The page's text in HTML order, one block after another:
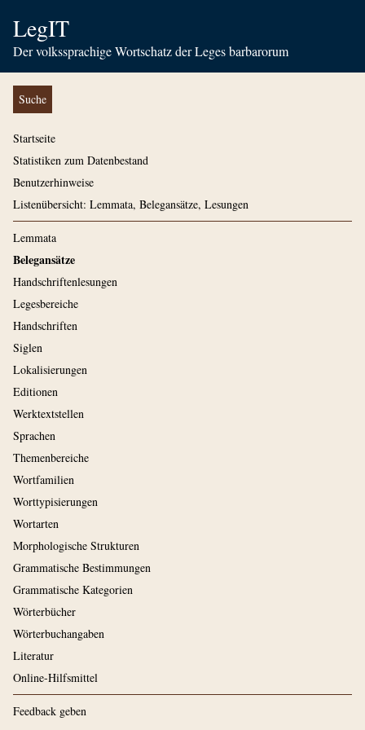
LegIT
Der volkssprachige Wortschatz der Leges barbarorum
Suche
Startseite
Statistiken zum Datenbestand
Benutzerhinweise
Listenübersicht: Lemmata, Belegansätze, Lesungen
Lemmata
Belegansätze
Handschriftenlesungen
Legesbereiche
Handschriften
Siglen
Lokalisierungen
Editionen
Werktextstellen
Sprachen
Themenbereiche
Wortfamilien
Worttypisierungen
Wortarten
Morphologische Strukturen
Grammatische Bestimmungen
Grammatische Kategorien
Wörterbücher
Wörterbuchangaben
Literatur
Online-Hilfsmittel
Feedback geben